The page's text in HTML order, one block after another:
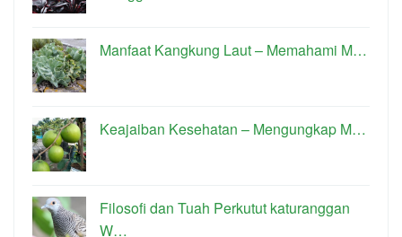
Manfaat Kangkung Laut – Memahami M…
Keajaiban Kesehatan – Mengungkap M…
Filosofi dan Tuah Perkutut katuranggan
W…